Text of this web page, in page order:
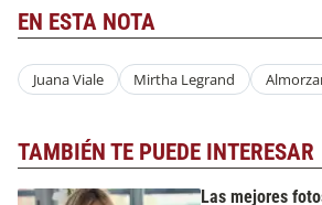
EN ESTA NOTA
Juana Viale Mirtha Legrand
TAMBIÉN TE PUEDE INTERESAR
Las mejores